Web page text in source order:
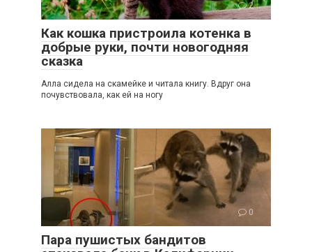
2
Как кошка пристроила котенка в
добрые руки, почти новогодняя
сказка
Алла сидела на скамейке и читала книгу. Вдруг она
почувствовала, как ей на ногу
0
Пара пушистых бандитов